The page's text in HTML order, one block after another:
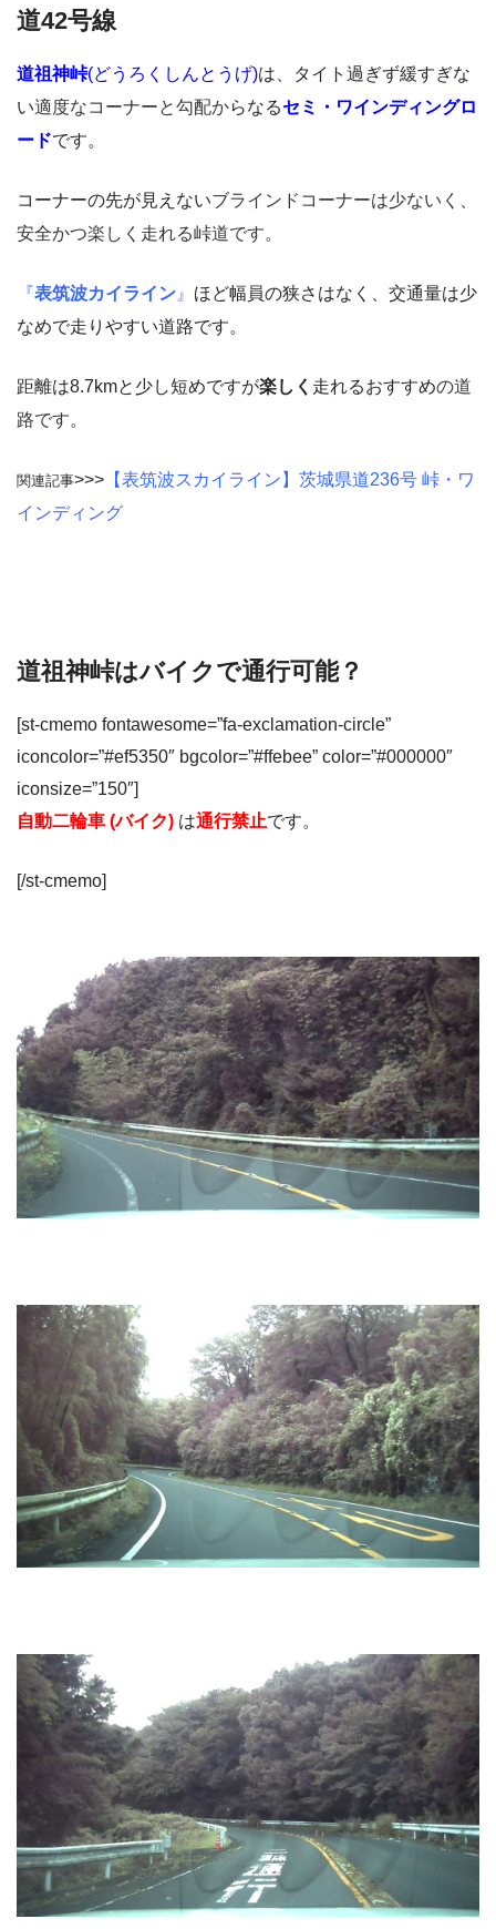
道42号線
道祖神峠(どうろくしんとうげ)は、タイト過ぎず緩すぎな
い適度なコーナーと勾配からなるセミ・ワインディングロ
ードです。
コーナーの先が見えないブラインドコーナーは少ないく、
安全かつ楽しく走れる峠道です。
『表筑波カイライン 』 ほど幅員の狭さはなく、交通量は少
なめで走りやすい道路です。
距離は8.7kmと少し短めですが楽しく 走れるおすすめの道
路です。
関連記事>>> 【表筑波スカイライン】茨城県道236号 峠・ワ
インディング
道祖神峠はバイクで通行可能？
[st-cmemo fontawesome=”fa-exclamation-circle”
iconcolor=”#ef5350″ bgcolor=”#ffebee” color=”#000000″
iconsize=”150″]
自動二輪車 (バイク) は通行禁止です。
[/st-cmemo]